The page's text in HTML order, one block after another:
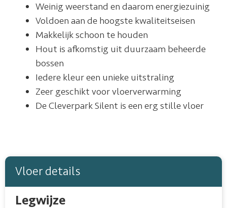
Weinig weerstand en daarom energiezuinig
Voldoen aan de hoogste kwaliteitseisen
Makkelijk schoon te houden
Hout is afkomstig uit duurzaam beheerde
bossen
Iedere kleur een unieke uitstraling
Zeer geschikt voor vloerverwarming
De Cleverpark Silent is een erg stille vloer
Vloer details
Legwijze